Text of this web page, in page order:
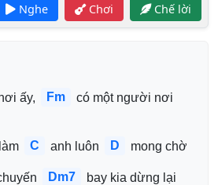
Nghe Chơi Chế lời
ấy, Fm
có một người nơi
C anh luôn D mong chờ
Dm7 bay kia dừng lại